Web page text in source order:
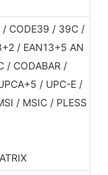
/ CODE39 / 39C /
/ EAN13+5 AN
/ CODABAR /
/ UPC-E /
/ MSIC / PLESS